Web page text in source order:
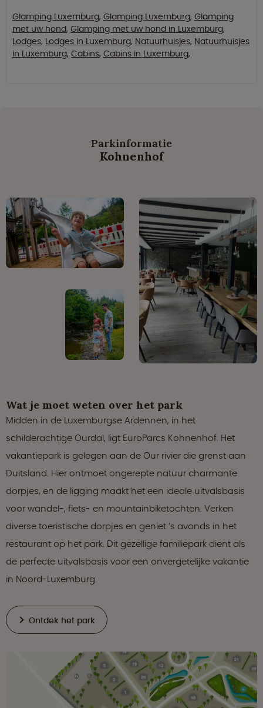
Glamping Luxemburg, Glamping Luxemburg, Glamping
met uw hond, Glamping met uw hond in Luxemburg,
Lodges, Lodges in Luxemburg, Natuurhuisjes, Natuurhuisjes
in Luxemburg, Cabins, Cabins in Luxemburg,
Parkinformatie
Kohnenhof
Wat je moet weten over het park
Midden in de Luxemburgse Ardennen, in het
schilderachtige Ourdal, ligt EuroParcs Kohnenhof. Het
vakantiepark is gelegen aan de Our rivier die grenst aan
Duitsland. Hier ontmoet ongerepte natuur charmante
dorpjes, en de ligging maakt het een ideale uitvalsbasis
voor wandel-, fiets- en mountainbiketochten. Verken
diverse toeristische dorpjes en geniet ‘s avonds in het
restaurant op het park. Dit gezellige familiepark dient als
de perfecte uitvalsbasis voor een onvergetelijke vakantie
in Noord-Luxemburg.
Ontdek het park